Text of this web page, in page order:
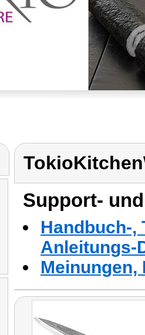
Support-
Handbuch-,
Anleitungs-